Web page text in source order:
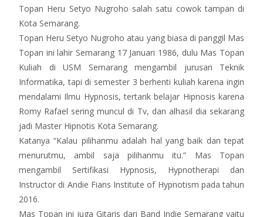
Topan Heru Setyo Nugroho salah satu cowok tampan di
Kota Semarang.
Topan Heru Setyo Nugroho atau yang biasa di panggil Mas
Topan ini lahir Semarang 17 Januari 1986, dulu Mas Topan
Kuliah di USM Semarang mengambil jurusan Teknik
Informatika, tapi di semester 3 berhenti kuliah karena ingin
mendalami Ilmu Hypnosis, tertarik belajar Hipnosis karena
Romy Rafael sering muncul di Tv, dan alhasil dia sekarang
jadi Master Hipnotis Kota Semarang.
Katanya “Kalau pilihanmu adalah hal yang baik dan tepat
menurutmu, ambil saja pilihanmu itu.” Mas Topan
mengambil Sertifikasi Hypnosis, Hypnotherapi dan
Instructor di Andie Fians Institute of Hypnotism pada tahun
2016.
Mas Topan ini juga Gitaris dari Band Indie Semarang yaitu